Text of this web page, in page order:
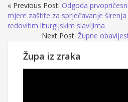
« Previous Post: Odgoda
mjere zaštite za sprječavanje
redovitim liturgijskim slavljima
Next Post: Župne
Župa iz zraka